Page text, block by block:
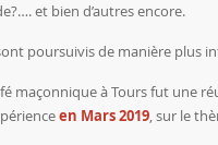
et bien d’autres encore.
poursuivis de manière plus
maçonnique à Tours fut une
en Mars 2019, sur le